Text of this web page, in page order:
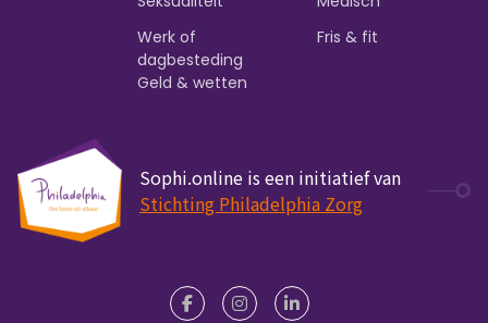
Werk of
dagbesteding
Fris & fit
Geld & wetten
Sophi.online is een initiatief van
Stichting Philadelphia Zorg